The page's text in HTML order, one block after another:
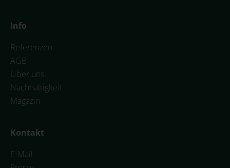
Info
Referenzen
AGB
Über uns
Nachhaltigkeit
Magazin
Kontakt
E-Mail